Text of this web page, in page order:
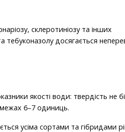
склеротиніозу та інших
тебуконазолу досягається
якості води: твердість не
6–7 одиниць.
усіма сортами та гібридами